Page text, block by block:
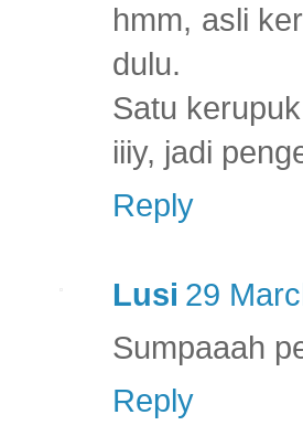
hmm, asli
dulu.
Satu
iiiy, jadi
Reply
Lusi 29
Sumpaaah
Reply